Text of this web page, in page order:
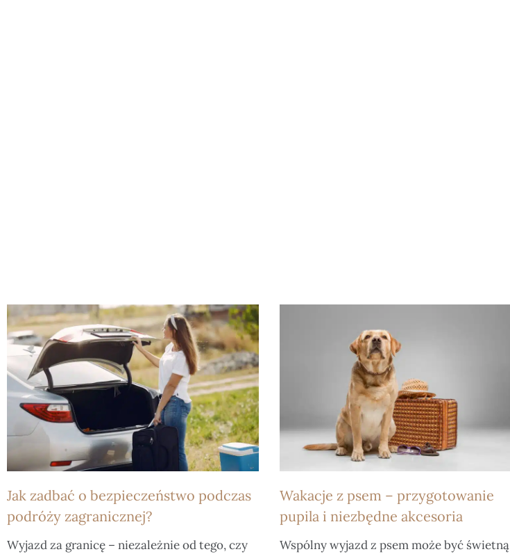
Jak zadbać o bezpieczeństwo podczas
podróży zagranicznej?
Wyjazd za granicę – niezależnie od tego, czy
Wakacje z psem – przygotowanie
pupila i niezbędne akcesoria
Wspólny wyjazd z psem może być świetną